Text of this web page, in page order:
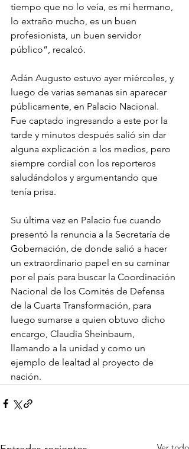
tiempo que no lo veía, es mi hermano,
lo extraño mucho, es un buen
profesionista, un buen servidor
público”, recalcó.
Adán Augusto estuvo ayer miércoles, y
luego de varias semanas sin aparecer
públicamente, en Palacio Nacional.
Fue captado ingresando a este por la
tarde y minutos después salió sin dar
alguna explicación a los medios, pero
siempre cordial con los reporteros
saludándolos y argumentando que
tenía prisa.
Su última vez en Palacio fue cuando
presentó la renuncia a la Secretaría de
Gobernación, de donde salió a hacer
un extraordinario papel en su caminar
por el país para buscar la Coordinación
Nacional de los Comités de Defensa
de la Cuarta Transformación, para
luego sumarse a quien obtuvo dicho
encargo, Claudia Sheinbaum,
llamando a la unidad y como un
ejemplo de lealtad al proyecto de
nación.